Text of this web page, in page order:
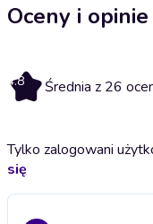
Oceny i opinie
4.8 Średnia z 26
Tylko zalogowani
się